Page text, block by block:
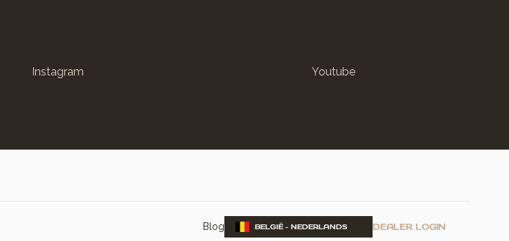
Instagram Youtube
Blog BELGIË - NEDERLANDS DEALER LOGIN